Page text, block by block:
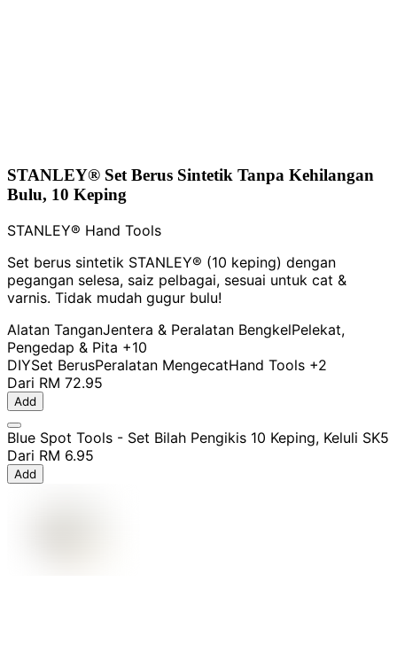
STANLEY® Set Berus Sintetik Tanpa Kehilangan
Bulu, 10 Keping
STANLEY® Hand Tools
Set berus sintetik STANLEY® (10 keping) dengan
pegangan selesa, saiz pelbagai, sesuai untuk cat &
varnis. Tidak mudah gugur bulu!
Alatan TanganJentera & Peralatan BengkelPelekat,
Pengedap & Pita +10
DIYSet BerusPeralatan MengecatHand Tools +2
Dari RM 72.95
Add
Blue Spot Tools - Set Bilah Pengikis 10 Keping, Keluli SK5
Dari RM 6.95
Add